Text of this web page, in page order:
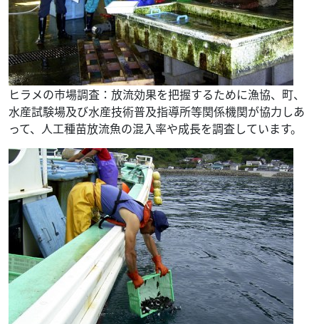
ヒラメの市場調査：放流効果を把握するために漁協、町、
水産試験場及び水産技術普及指導所等関係機関が協力しあ
って、人工種苗放流魚の混入率や成長を調査しています。